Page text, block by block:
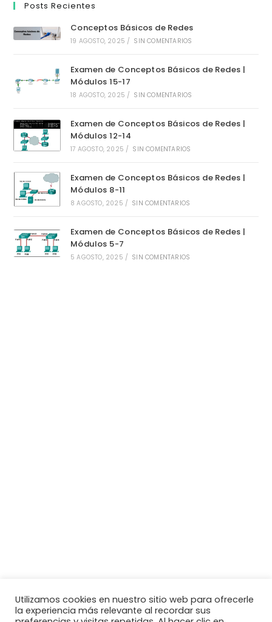
Posts Recientes
Conceptos Básicos de Redes
19 AGOSTO, 2025 / SIN COMENTARIOS
Examen de Conceptos Básicos de Redes |
Módulos 15-17
18 AGOSTO, 2025 / SIN COMENTARIOS
Examen de Conceptos Básicos de Redes |
Módulos 12-14
17 AGOSTO, 2025 / SIN COMENTARIOS
Examen de Conceptos Básicos de Redes |
Módulos 8-11
8 AGOSTO, 2025 / SIN COMENTARIOS
Examen de Conceptos Básicos de Redes |
Módulos 5-7
5 AGOSTO, 2025 / SIN COMENTARIOS
Utilizamos cookies en nuestro sitio web para ofrecerle
la experiencia más relevante al recordar sus